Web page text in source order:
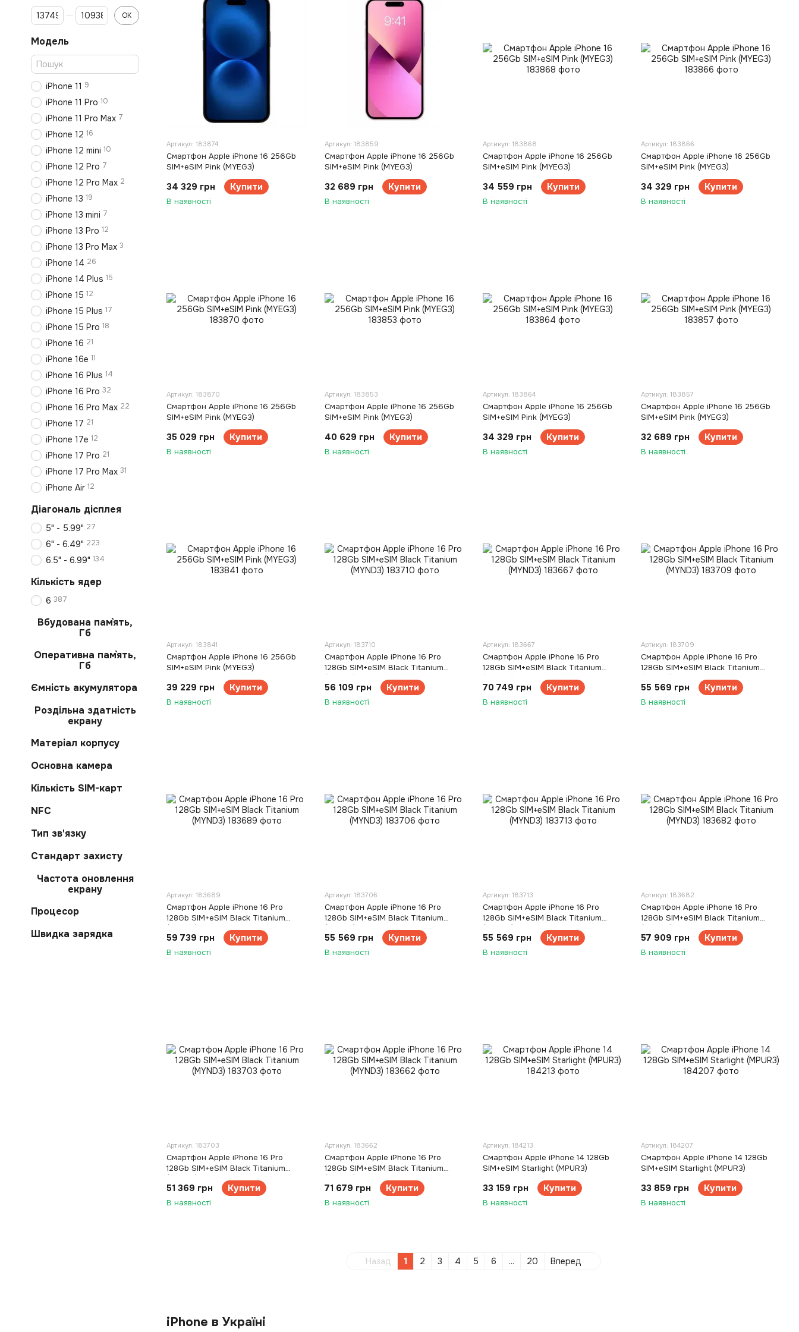
iPhone в Україні
Артикул: 183874
Смартфон Apple iPhone 16 256Gb
SIM+eSIM Pink (MYEG3)
34 329 грн Купити
В наявності
Артикул: 183859
Смартфон Apple iPhone 16 256Gb
SIM+eSIM Pink (MYEG3)
32 689 грн Купити
В наявності
Артикул: 183868
Смартфон Apple iPhone 16 256Gb
SIM+eSIM Pink (MYEG3)
34 559 грн Купити
В наявності
Артикул: 183866
Смартфон Apple iPhone 16 256Gb
SIM+eSIM Pink (MYEG3)
34 329 грн Купити
В наявності
Артикул: 183870
Смартфон Apple iPhone 16 256Gb
SIM+eSIM Pink (MYEG3)
35 029 грн Купити
В наявності
Артикул: 183853
Смартфон Apple iPhone 16 256Gb
SIM+eSIM Pink (MYEG3)
40 629 грн Купити
В наявності
Артикул: 183864
Смартфон Apple iPhone 16 256Gb
SIM+eSIM Pink (MYEG3)
34 329 грн Купити
В наявності
Артикул: 183857
Смартфон Apple iPhone 16 256Gb
SIM+eSIM Pink (MYEG3)
32 689 грн Купити
В наявності
Артикул: 183841
Смартфон Apple iPhone 16 256Gb
SIM+eSIM Pink (MYEG3)
39 229 грн Купити
В наявності
Артикул: 183710
Смартфон Apple iPhone 16 Pro
128Gb SIM+eSIM Black Titanium
56 109 грн Купити
В наявності
Артикул: 183667
Смартфон Apple iPhone 16 Pro
128Gb SIM+eSIM Black Titanium
70 749 грн Купити
В наявності
Артикул: 183709
Смартфон Apple iPhone 16 Pro
128Gb SIM+eSIM Black Titanium
55 569 грн Купити
В наявності
Артикул: 183689
Смартфон Apple iPhone 16 Pro
128Gb SIM+eSIM Black Titanium
59 739 грн Купити
В наявності
Артикул: 183706
Смартфон Apple iPhone 16 Pro
128Gb SIM+eSIM Black Titanium
55 569 грн Купити
В наявності
Артикул: 183713
Смартфон Apple iPhone 16 Pro
128Gb SIM+eSIM Black Titanium
55 569 грн Купити
В наявності
Артикул: 183682
Смартфон Apple iPhone 16 Pro
128Gb SIM+eSIM Black Titanium
57 909 грн Купити
В наявності
Артикул: 183703
Смартфон Apple iPhone 16 Pro
128Gb SIM+eSIM Black Titanium
51 369 грн Купити
В наявності
Артикул: 183662
Смартфон Apple iPhone 16 Pro
128Gb SIM+eSIM Black Titanium
71 679 грн Купити
В наявності
Артикул: 184213
Смартфон Apple iPhone 14 128Gb
SIM+eSIM Starlight (MPUR3)
33 159 грн Купити
В наявності
Артикул: 184207
Смартфон Apple iPhone 14 128Gb
SIM+eSIM Starlight (MPUR3)
33 859 грн Купити
В наявності
Назад 1 2 3 4 5 6 ... 20 Вперед
От Ціна, грн
До Ціна, грн ОК
Модель
iPhone 11 9
iPhone 11 Pro 10
iPhone 11 Pro Max 7
iPhone 12 16
iPhone 12 mini 10
iPhone 12 Pro 7
iPhone 12 Pro Max 2
iPhone 13 19
iPhone 13 mini 7
iPhone 13 Pro 12
iPhone 13 Pro Max 3
iPhone 14 26
iPhone 14 Plus 15
iPhone 15 12
iPhone 15 Plus 17
iPhone 15 Pro 18
iPhone 16 21
iPhone 16e 11
iPhone 16 Plus 14
iPhone 16 Pro 32
iPhone 16 Pro Max 22
iPhone 17 21
iPhone 17e 12
iPhone 17 Pro 21
iPhone 17 Pro Max 31
iPhone Air 12
Діагональ дісплея
5" - 5.99" 27
6" - 6.49" 223
6.5" - 6.99" 134
Кількість ядер
6 387
Вбудована пам`ять,
Гб
Оперативна пам`ять,
Гб
Ємність акумулятора
Роздільна здатність
екрану
Матеріал корпусу
Основна камера
Кількість SIM-карт
NFC
Тип зв'язку
Стандарт захисту
Частота оновлення
екрану
Процесор
Швидка зарядка